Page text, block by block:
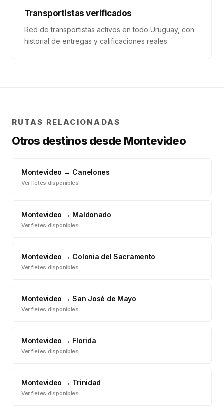
Transportistas verificados
Red de transportistas activos en todo Uruguay, con
historial de entregas y calificaciones reales.
RUTAS RELACIONADAS
Otros destinos desde Montevideo
Montevideo → Canelones
Ver fletes disponibles
Montevideo → Maldonado
Ver fletes disponibles
Montevideo → Colonia del Sacramento
Ver fletes disponibles
Montevideo →San José de Mayo
Ver fletes disponibles
Montevideo → Florida
Ver fletes disponibles
Montevideo → Trinidad
Ver fletes disponibles